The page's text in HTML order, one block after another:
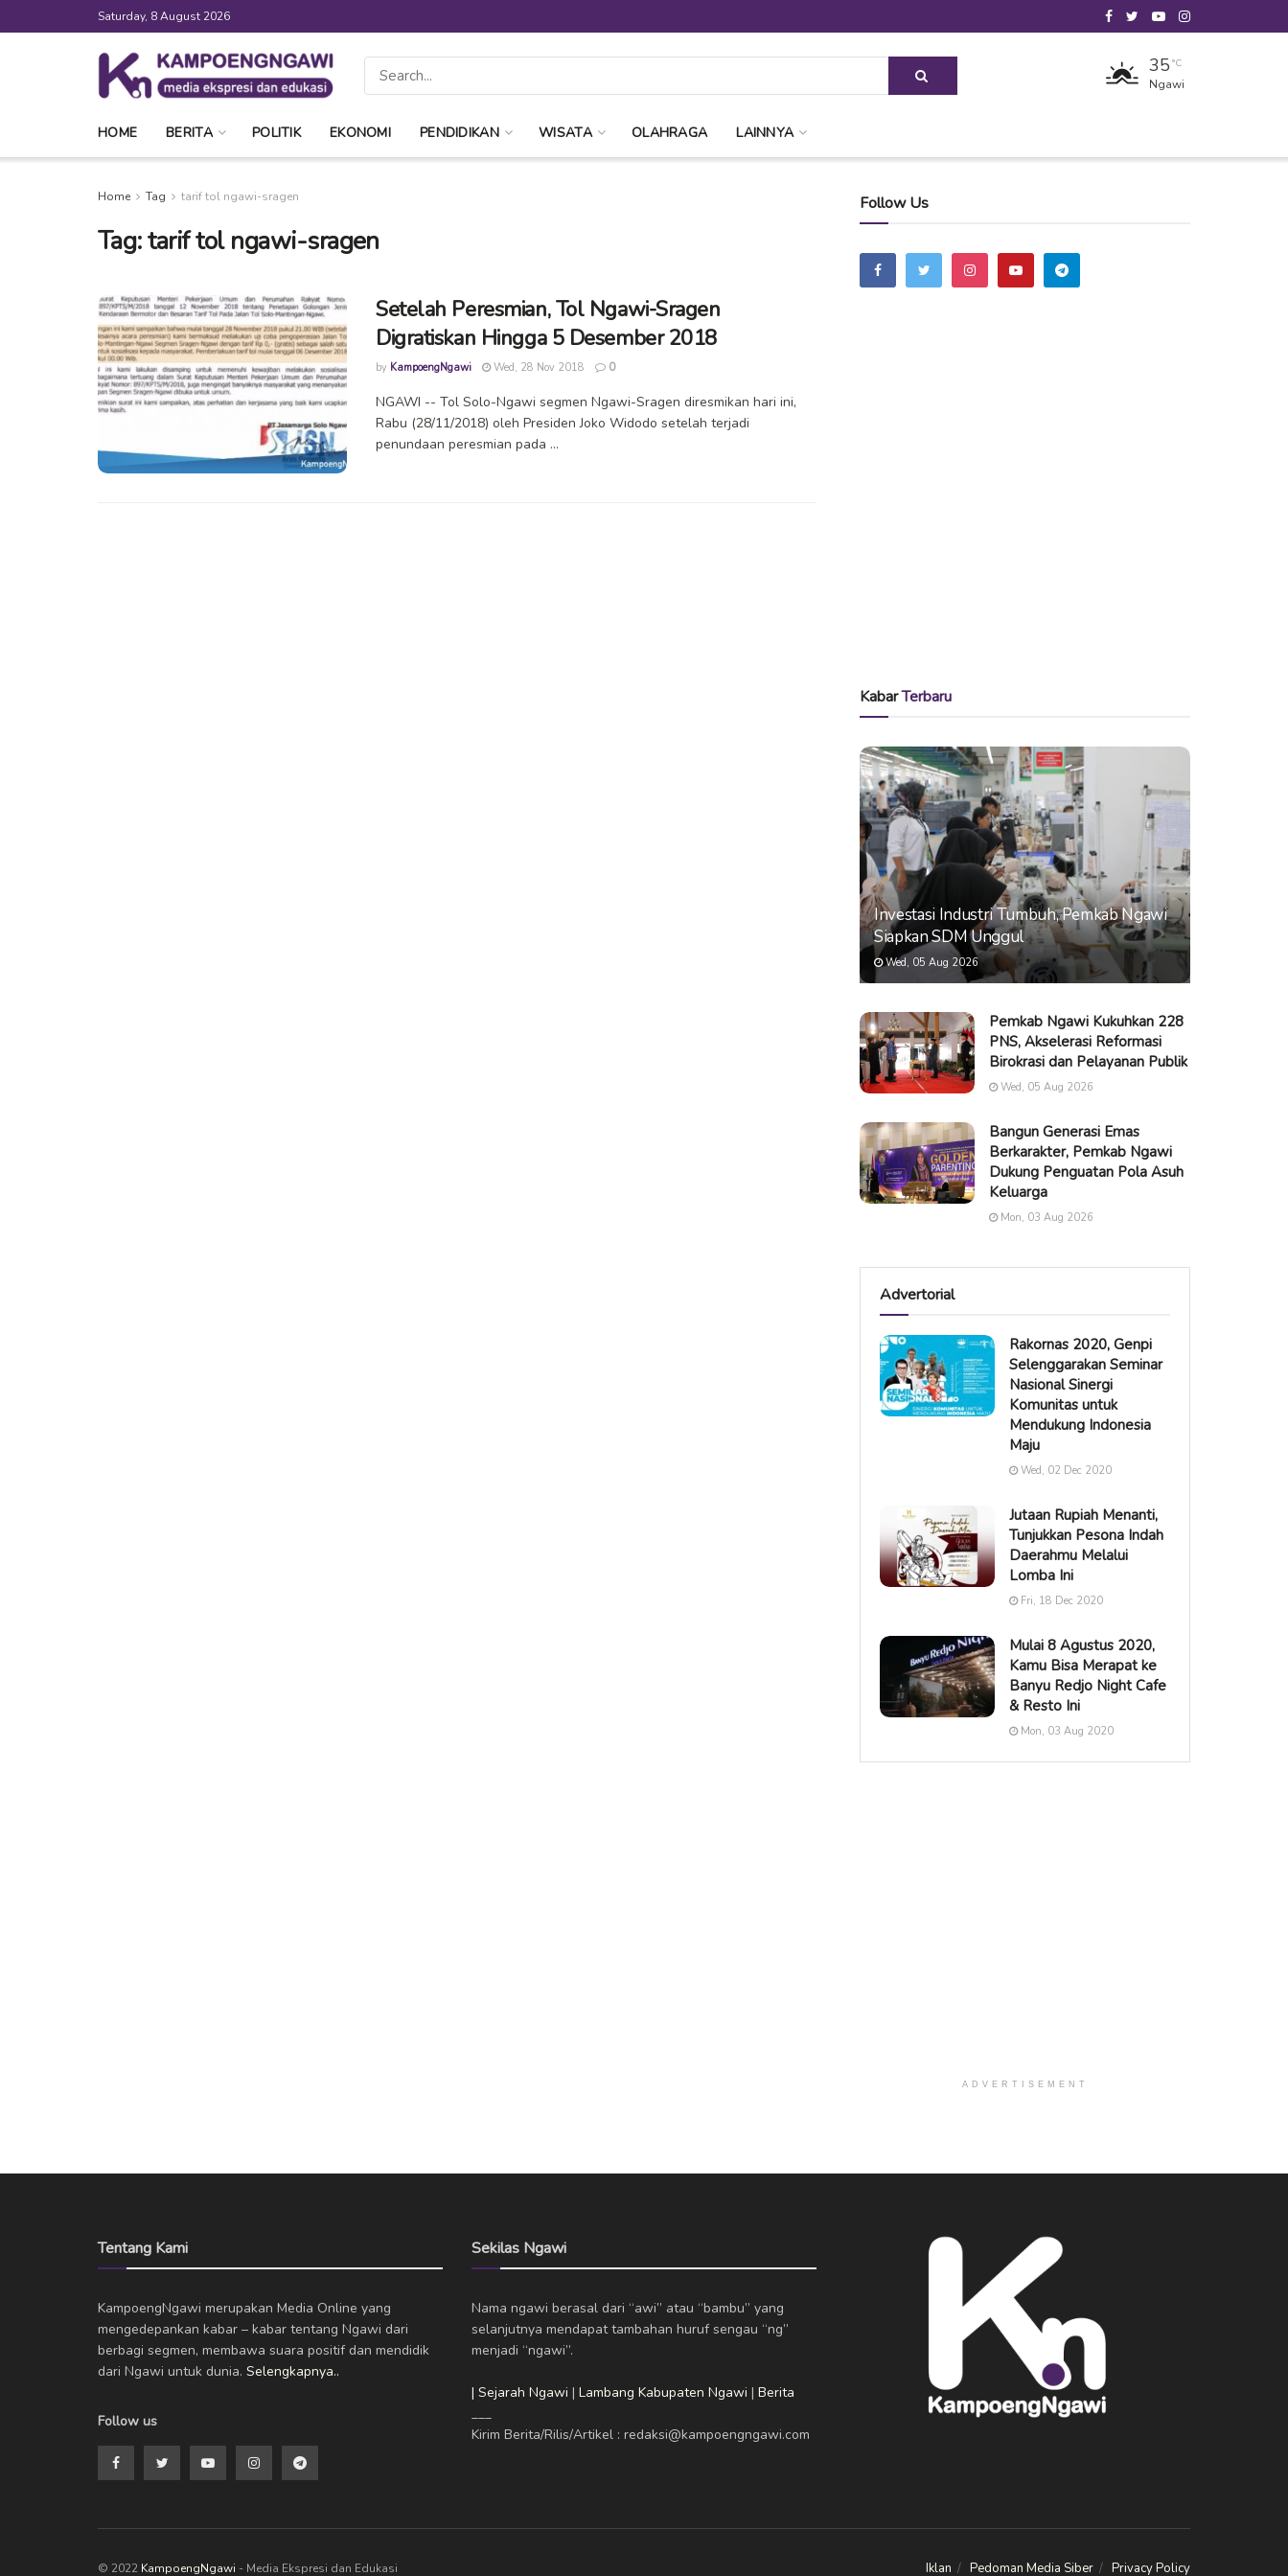
Saturday, 8 August 2026
35 °C
Ngawi
HOME BERITA POLITIK EKONOMI PENDIDIKAN WISATA OLAHRAGA LAINNYA
Home Tag tarif tol ngawi-sragen
Tag:tarif tol ngawi-sragen
Setelah Peresmian, Tol Ngawi-Sragen
Digratiskan Hingga 5 Desember 2018
by KampoengNgawi Wed, 28 Nov 2018 0
NGAWI -- Tol Solo-Ngawi segmen Ngawi-Sragen diresmikan hari ini,
Rabu (28/11/2018) oleh Presiden Joko Widodo setelah terjadi
penundaan peresmian pada ...
Follow Us
KabarTerbaru
Investasi Industri Tumbuh, Pemkab Ngawi
Siapkan SDM Unggul
Wed, 05 Aug 2026
Pemkab Ngawi Kukuhkan 228
PNS, Akselerasi Reformasi
Birokrasi dan Pelayanan Publik
Wed, 05 Aug 2026
Bangun Generasi Emas
Berkarakter, Pemkab Ngawi
Dukung Penguatan Pola Asuh
Keluarga
Mon, 03 Aug 2026
Advertorial
Rakornas 2020, Genpi
Selenggarakan Seminar
Nasional Sinergi
Komunitas untuk
Mendukung Indonesia
Maju
Wed, 02 Dec 2020
Jutaan Rupiah Menanti,
Tunjukkan Pesona Indah
Daerahmu Melalui
Lomba Ini
Fri, 18 Dec 2020
Mulai 8 Agustus 2020,
Kamu Bisa Merapat ke
Banyu Redjo Night Cafe
& Resto Ini
Mon, 03 Aug 2020
ADVERTISEMENT
Tentang Kami
KampoengNgawi merupakan Media Online yang
mengedepankan kabar – kabar tentang Ngawi dari
berbagi segmen, membawa suara positif dan mendidik
dari Ngawi untuk dunia. Selengkapnya..
Follow us
Sekilas Ngawi
Nama ngawi berasal dari “awi” atau “bambu” yang
selanjutnya mendapat tambahan huruf sengau “ng”
menjadi “ngawi”.
| Sejarah Ngawi | Lambang Kabupaten Ngawi | Berita
Kirim Berita/Rilis/Artikel : redaksi@kampoengngawi.com
Iklan Pedoman Media Siber Privacy Policy
© 2022 KampoengNgawi - Media Ekspresi dan Edukasi